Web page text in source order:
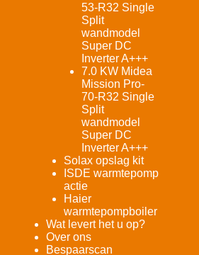
53-R32 Single
Split
wandmodel
Super DC
Inverter A+++
7.0 KW Midea
Mission Pro-
70-R32 Single
Split
wandmodel
Super DC
Inverter A+++
Solax opslag kit
ISDE warmtepomp
actie
Haier
warmtepompboiler
Wat levert het u op?
Over ons
Bespaarscan